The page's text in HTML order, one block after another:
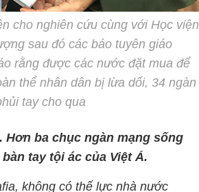
cho nghiên cứu cùng với Học viện
sau đó các báo tuyên giáo
rằng được các nước đặt mua để
thể nhân dân bị lừa dối, 34 ngàn
tay cho qua
ba chục ngàn mạng sống
tay tội ác của Việt Á.
không có thế lực nhà nước